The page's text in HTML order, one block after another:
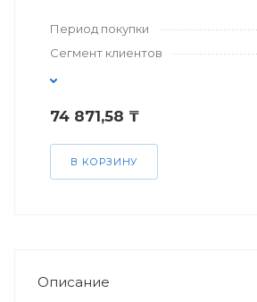
Период покупки
Сегмент клиентов
74 871,58 ₸
В КОРЗИНУ
Описание